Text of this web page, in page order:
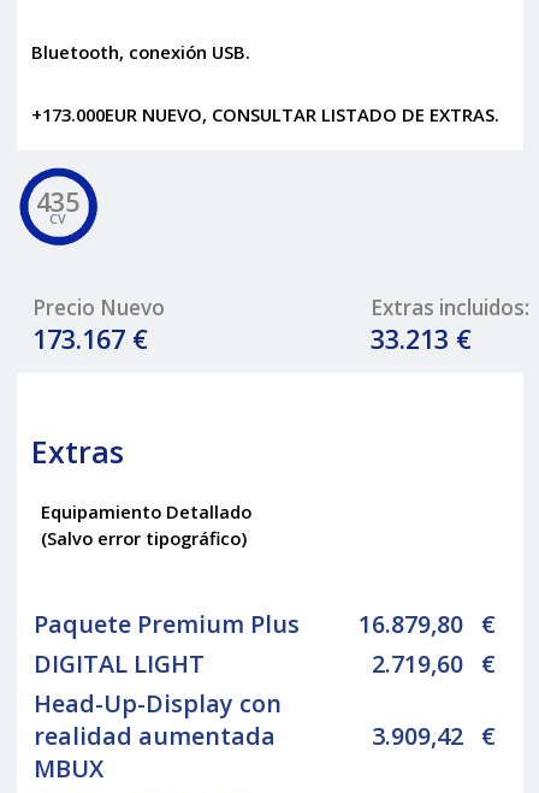
Bluetooth, conexión USB.
+173.000EUR NUEVO, CONSULTAR LISTADO DE EXTRAS.
435
CV
Precio Nuevo
173.167 €
Extras incluidos:
33.213 €
Extras
Equipamiento Detallado
(Salvo error tipográfico)
Paquete Premium Plus 16.879,80 €
DIGITAL LIGHT
2.719,60 €
Head-Up-Display con
realidad aumentada
MBUX
3.909,42 €